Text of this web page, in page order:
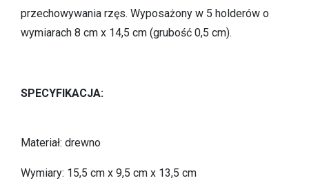
przechowywania rzęs. Wyposażony w 5 holderów o
wymiarach 8 cm x 14,5 cm (grubość 0,5 cm).
SPECYFIKACJA:
Materiał: drewno
Wymiary: 15,5 cm x 9,5 cm x 13,5 cm